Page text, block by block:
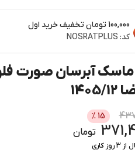
100,000 تومان
تخفیف خرید اول
کد: NOSRATPLUS
آبرسان صورت
12
15
%
تومان
از 3روز کاری